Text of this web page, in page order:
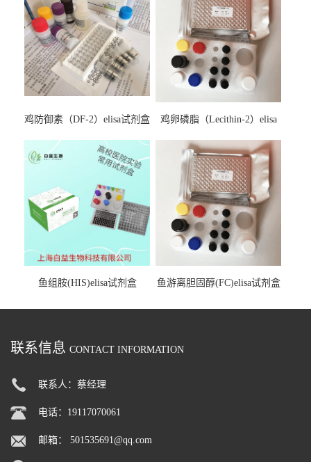
鸡防御素（DF-2）elisa试剂盒
鸡卵磷脂（Lecithin-2）elisa
鱼组胺(HIS)elisa试剂盒 鱼游离胆固醇(FC)elisa试剂盒
联系信息 CONTACT INFORMATION
联系人：蔡经理
电话：19117070061
邮箱： 501535691@qq.com